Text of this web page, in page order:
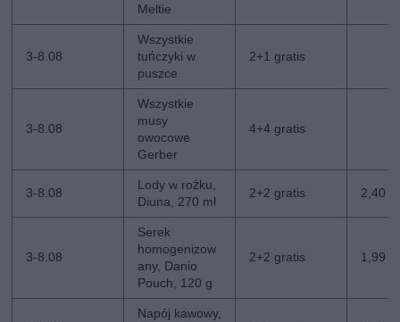
Meltie
3-8.08
Wszystkie
tuńczyki w
puszce
2+1 gratis
3-8.08
Wszystkie
musy
owocowe
Gerber
4+4 gratis
3-8.08
Lody w rożku,
Diuna, 270 ml
2+2 gratis 2,40
3-8.08
Serek
homogenizow
any, Danio
Pouch, 120 g
2+2 gratis 1,99
Napój kawowy,